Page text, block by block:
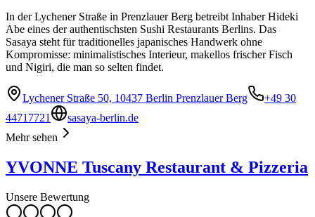
In der Lychener Straße in Prenzlauer Berg betreibt Inhaber Hideki
Abe eines der authentischsten Sushi Restaurants Berlins. Das
Sasaya steht für traditionelles japanisches Handwerk ohne
Kompromisse: minimalistisches Interieur, makellos frischer Fisch
und Nigiri, die man so selten findet.
Lychener Straße 50, 10437 Berlin Prenzlauer Berg
+49 30
44717721
sasaya-berlin.de
Mehr sehen
YVONNE Tuscany Restaurant & Pizzeria
Unsere Bewertung